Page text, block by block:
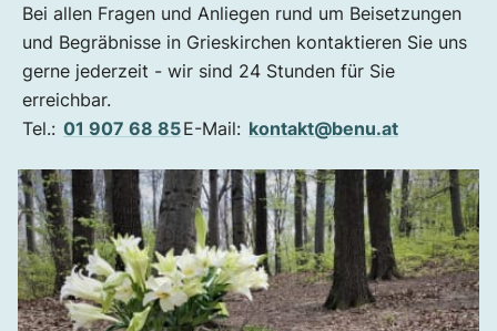
Schritt 5: Verfügungen, Verträge &amp;
Versicherungen
Bestattungsarten in Grieskirchen – Welche
Formen der Beisetzung sind möglich?
Grieskirchen
Ablauf eines Begräbnisses in Grieskirchen
Kosten einer Erdbestattung in Grieskirchen
Feuerbestattung in Grieskirchen
Ablauf einer Feuerbestattung in Grieskirchen
Bei allen Fragen und Anliegen rund um Beisetzungen
und Begräbnisse in Grieskirchen kontaktieren Sie uns
gerne jederzeit - wir sind 24 Stunden für Sie
erreichbar.
Tel.: 01 907 68 85E-Mail: kontakt@benu.at